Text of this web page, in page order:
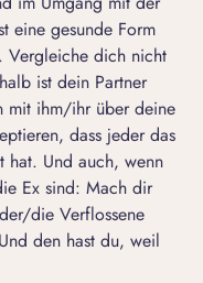
eine gesunde Form
Vergleiche dich nicht
ist dein Partner
mit ihm/ihr über deine
dass jeder das
hat. Und auch, wenn
Ex sind: Mach dir
die Verflossene
den hast du, weil